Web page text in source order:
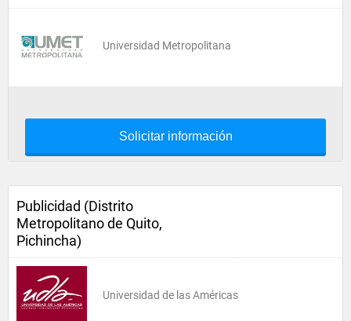
Universidad Metropolitana
Solicitar información
Publicidad (Distrito
Metropolitano de Quito,
Pichincha)
Universidad de las Américas